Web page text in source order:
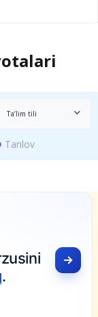
Ta’lim tili
Tanlov
.